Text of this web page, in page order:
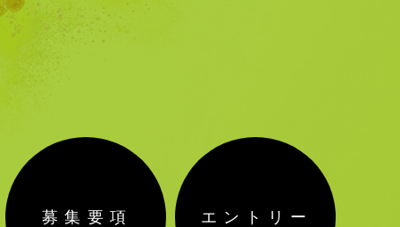
募集要項 エントリー